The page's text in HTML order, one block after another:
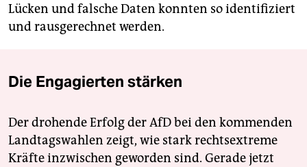
Lücken und falsche Daten konnten so identifiziert
und rausgerechnet werden.
Die Engagierten stärken
Der drohende Erfolg der AfD bei den kommenden
Landtagswahlen zeigt, wie stark rechtsextreme
Kräfte inzwischen geworden sind. Gerade jetzt